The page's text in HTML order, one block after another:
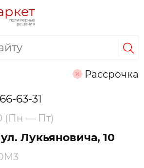
полимерные
решения
Рассрочка
63-31
(Пн — Пт)
ул. Лукьяновича, 10